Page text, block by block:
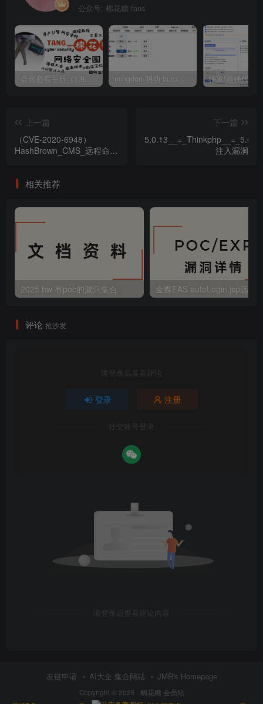
公众号: 棉花糖 fans
会员必看手册（1.9.0版本 26.4.5更新） mingdon 明动 burp插件0.2.6版本 本地时间校验去除版
上一篇
（CVE-2020-6948）
HashBrown_CMS_远程命令
下一篇
注入漏洞
相关推荐
2025 hw 有poc的漏洞集合
评论 抢沙发
请登录后发表评论
登录 注册
社交账号登录
请登录后查看评论内容
友链申请 AI大全 集合网站 JMR's Homepage
Copyright © 2025 · 棉花糖 会员站